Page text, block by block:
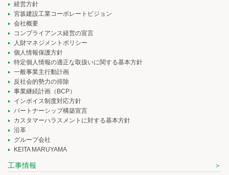
経営方針
宮坂建設工業コーポレートビジョン
会社概要
コンプライアンス経営の宣言
人財マネジメントポリシー
個人情報保護方針
特定個人情報の適正な取扱いに関する基本方針
一般事業主行動計画
反社会的勢力の排除
事業継続計画（BCP）
インボイス制度対応方針
パートナーシップ構築宣言
カスタマーハラスメントに対する基本方針
沿革
グループ会社
KEITA MARUYAMA
工事情報